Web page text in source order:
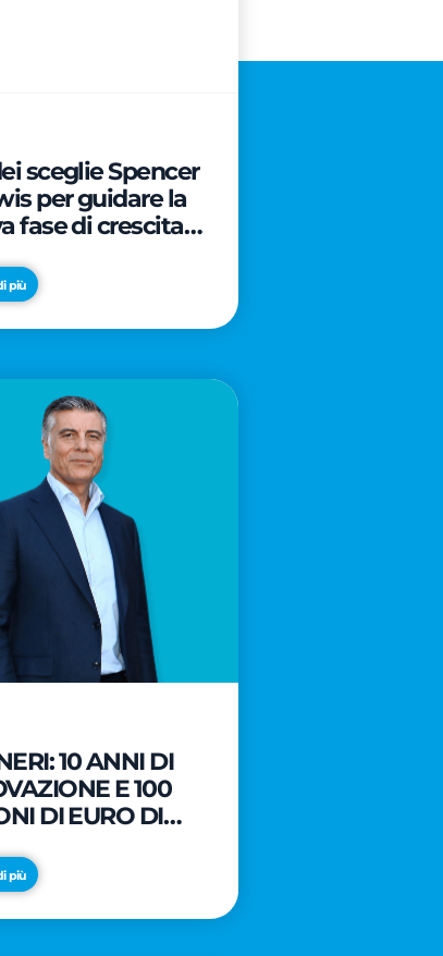
sceglie Spencer
per guidare la
fase di crescita e
più
10 ANNI DI
E 100
DI EURO DI
SVILUPPO DEL
ITALIANO
più